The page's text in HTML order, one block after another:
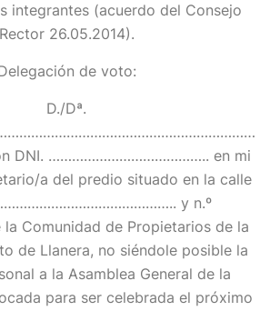
integrantes (acuerdo del Consejo
Rector 26.05.2014).
de voto:
D./Dª.
DNI. ………………………………….. en mi
a del predio situado en la calle
y n.º
de Propietarios de la
de Llanera, no siéndole posible la
a la Asamblea General de la
para ser celebrada el próximo